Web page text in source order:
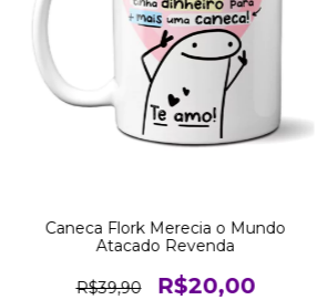
Caneca Flork Merecia o Mundo
Atacado Revenda
R$39,90 R$20,00